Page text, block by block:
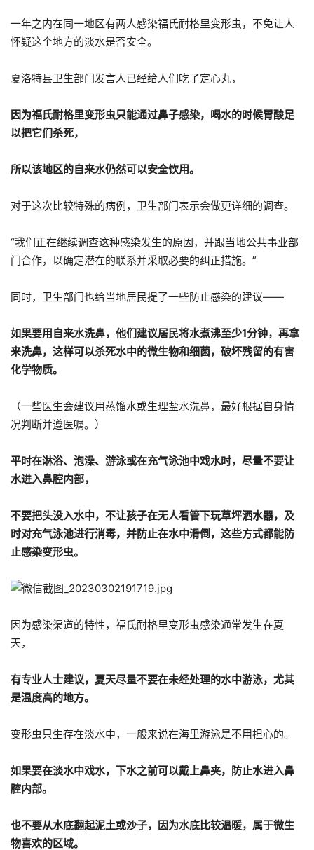
一年之内在同一地区有两人感染福氏耐格里变形虫，不免让人
怀疑这个地方的淡水是否安全。
夏洛特县卫生部门发言人已经给人们吃了定心丸，
因为福氏耐格里变形虫只能通过鼻子感染，喝水的时候胃酸足
以把它们杀死，
所以该地区的自来水仍然可以安全饮用。
对于这次比较特殊的病例，卫生部门表示会做更详细的调查。
“我们正在继续调查这种感染发生的原因，并跟当地公共事业部
门合作，以确定潜在的联系并采取必要的纠正措施。”
同时，卫生部门也给当地居民提了一些防止感染的建议——
如果要用自来水洗鼻，他们建议居民将水煮沸至少1分钟，再拿
来洗鼻，这样可以杀死水中的微生物和细菌，破坏残留的有害
化学物质。
（一些医生会建议用蒸馏水或生理盐水洗鼻，最好根据自身情
况判断并遵医嘱。）
平时在淋浴、泡澡、游泳或在充气泳池中戏水时，尽量不要让
水进入鼻腔内部，
不要把头没入水中，不让孩子在无人看管下玩草坪洒水器，及
时对充气泳池进行消毒，并防止在水中滑倒，这些方式都能防
止感染变形虫。
因为感染渠道的特性，福氏耐格里变形虫感染通常发生在夏
天，
有专业人士建议，夏天尽量不要在未经处理的水中游泳，尤其
是温度高的地方。
变形虫只生存在淡水中，一般来说在海里游泳是不用担心的。
如果要在淡水中戏水，下水之前可以戴上鼻夹，防止水进入鼻
腔内部。
也不要从水底翻起泥土或沙子，因为水底比较温暖，属于微生
物喜欢的区域。